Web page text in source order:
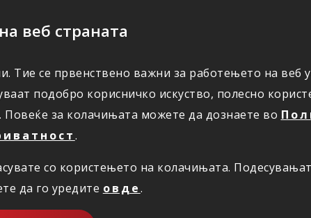
веб страната
Тие се првенствено важни за работењето на веб
подобро корисничко искуство, полесно
за колачињата можете да дознаете во
.
со користењето на колачињата.
да го уредите овде.
ЗА НАС ОНЛАЈН